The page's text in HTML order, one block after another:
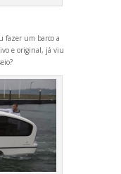
fazer um barco a
e original, já viu